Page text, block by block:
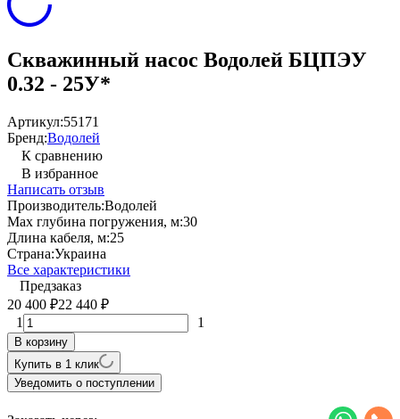
Скважинный насос Водолей БЦПЭУ
0.32 - 25У*
Артикул:55171
Бренд:Водолей
К сравнению
В избранное
Написать отзыв
Производитель:Водолей
Max глубина погружения, м:30
Длина кабеля, м:25
Страна:Украина
Все характеристики
Предзаказ
20 400 ₽22 440 ₽
1 1
В корзину
Купить в 1 клик
Уведомить о поступлении